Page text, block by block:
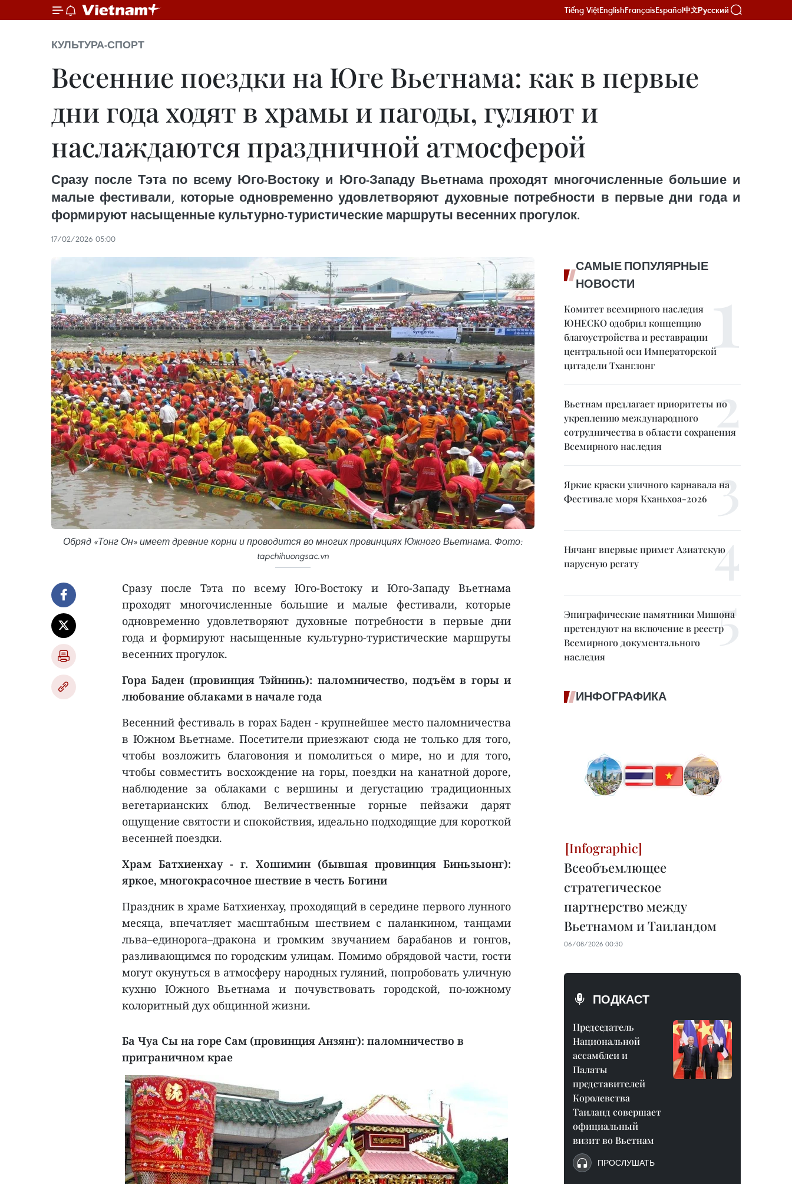
Tiếng ViệtEnglishFrançaisEspañol中文Русский
КУЛЬТУРА-СПОРТ
Весенние поездки на Юге Вьетнама: как в первые
дни года ходят в храмы и пагоды, гуляют и
наслаждаются праздничной атмосферой
Сразу после Тэта по всему Юго-Востоку и Юго-Западу Вьетнама проходят многочисленные большие и
малые фестивали, которые одновременно удовлетворяют духовные потребности в первые дни года и
формируют насыщенные культурно-туристические маршруты весенних прогулок.
17/02/2026 05:00
Обряд «Тонг Он» имеет древние корни и проводится во многих провинциях Южного Вьетнама. Фото:
tapchihuongsac.vn
Сразу после Тэта по всему Юго-Востоку и Юго-Западу Вьетнама
проходят многочисленные большие и малые фестивали, которые
одновременно удовлетворяют духовные потребности в первые дни
года и формируют насыщенные культурно-туристические маршруты
весенних прогулок.
Гора Баден (провинция Тэйнинь): паломничество, подъём в горы и
любование облаками в начале года
Весенний фестиваль в горах Баден - крупнейшее место паломничества
в Южном Вьетнаме. Посетители приезжают сюда не только для того,
чтобы возложить благовония и помолиться о мире, но и для того,
чтобы совместить восхождение на горы, поездки на канатной дороге,
наблюдение за облаками с вершины и дегустацию традиционных
вегетарианских блюд. Величественные горные пейзажи дарят
ощущение святости и спокойствия, идеально подходящие для короткой
весенней поездки.
Храм Батхиенхау - г. Хошимин (бывшая провинция Биньзыонг):
яркое, многокрасочное шествие в честь Богини
Праздник в храме Батхиенхау, проходящий в середине первого лунного
месяца, впечатляет масштабным шествием с паланкином, танцами
льва–единорога–дракона и громким звучанием барабанов и гонгов,
разливающимся по городским улицам. Помимо обрядовой части, гости
могут окунуться в атмосферу народных гуляний, попробовать уличную
кухню Южного Вьетнама и почувствовать городской, по-южному
колоритный дух общинной жизни.
Ба Чуа Сы на горе Сам (провинция Анзянг): паломничество в
приграничном крае
САМЫЕ ПОПУЛЯРНЫЕ
НОВОСТИ
Комитет всемирного наследия
ЮНЕСКО одобрил концепцию
благоустройства и реставрации
центральной оси Императорской
цитадели Тханглонг
Вьетнам предлагает приоритеты по
укреплению международного
сотрудничества в области сохранения
Всемирного наследия
Яркие краски уличного карнавала на
Фестивале моря Кханьхоа-2026
Нячанг впервые примет Азиатскую
парусную регату
Эпиграфические памятники Мишона
претендуют на включение в реестр
Всемирного документального
наследия
ИНФОГРАФИКА
Всеобъемлющее
стратегическое
партнерство между
Вьетнамом и Таиландом
06/08/2026 00:30
ПОДКАСТ
Председатель
Национальной
ассамблеи и
Палаты
представителей
Королевства
Таиланд совершает
официальный
визит во Вьетнам
ПРОСЛУШАТЬ